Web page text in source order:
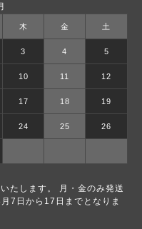
木 金 土
3 4 5
10 11 12
17 18 19
24 25 26
たします。 月・金のみ発送
7日から17日までとなりま